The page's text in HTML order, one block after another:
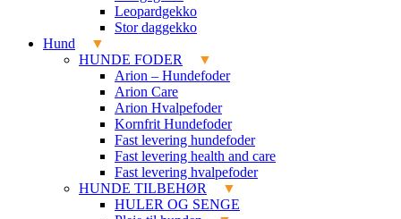
Leopardgekko
Stor daggekko
Hund
HUNDE FODER
Arion – Hundefoder
Arion Care
Arion Hvalpefoder
Kornfrit Hundefoder
Fast levering hundefoder
Fast levering health and care
Fast levering hvalpefoder
HUNDE TILBEHØR
HULER OG SENGE